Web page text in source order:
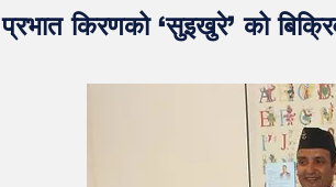
प्रभात किरणको ‘सुइखुरे’ को